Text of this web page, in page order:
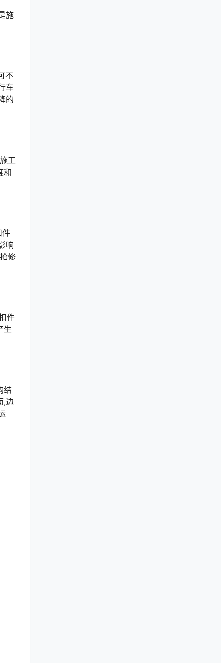
施
不
车
的
工
和
件
响
修
件
生
结
,边